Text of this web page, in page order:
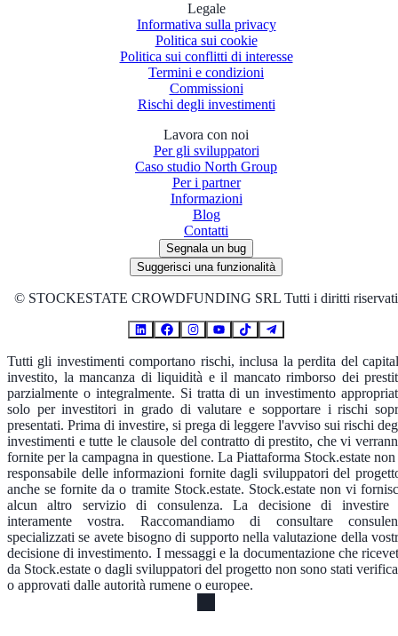
Legale
Informativa sulla privacy
Politica sui cookie
Politica sui conflitti di interesse
Termini e condizioni
Commissioni
Rischi degli investimenti
Lavora con noi
Per gli sviluppatori
Caso studio North Group
Per i partner
Informazioni
Blog
Contatti
Segnala un bug
Suggerisci una funzionalità
© STOCKESTATE CROWDFUNDING SRL Tutti i diritti riservati
Tutti gli investimenti comportano rischi, inclusa la perdita del
investito, la mancanza di liquidità e il mancato rimborso dei
parzialmente o integralmente. Si tratta di un investimento
solo per investitori in grado di valutare e sopportare i rischi
presentati. Prima di investire, si prega di leggere l'avviso sui rischi
investimenti e tutte le clausole del contratto di prestito, che vi
fornite per la campagna in questione. La Piattaforma Stock.estate non
responsabile delle informazioni fornite dagli sviluppatori del
anche se fornite da o tramite Stock.estate. Stock.estate non vi
alcun altro servizio di consulenza. La decisione di investire
interamente vostra. Raccomandiamo di consultare
specializzati se avete bisogno di supporto nella valutazione della
decisione di investimento. I messaggi e la documentazione che
da Stock.estate o dagli sviluppatori del progetto non sono stati
o approvati dalle autorità rumene o europee.